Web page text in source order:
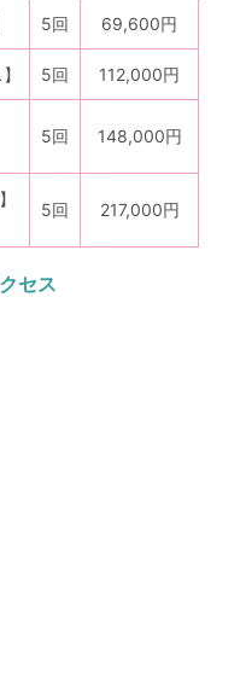
5回 69,600円
5回 112,000円
5回 148,000円
5回 217,000円
セス